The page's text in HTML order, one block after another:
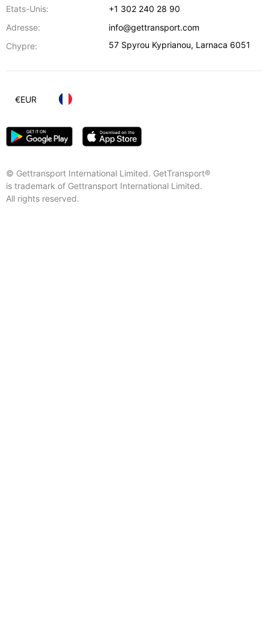
Etats-Unis:
+1 302 240 28 90
Adresse:
info@gettransport.com
Chypre:
57 Spyrou Kyprianou, Larnaca 6051
© Gettransport International Limited. GetTransport®
is trademark of Gettransport International Limited.
All rights reserved.
€EUR